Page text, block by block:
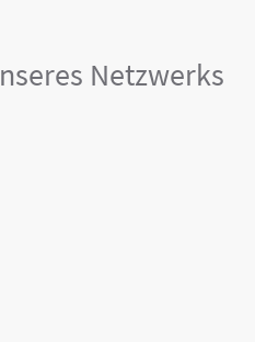
Netzwerks